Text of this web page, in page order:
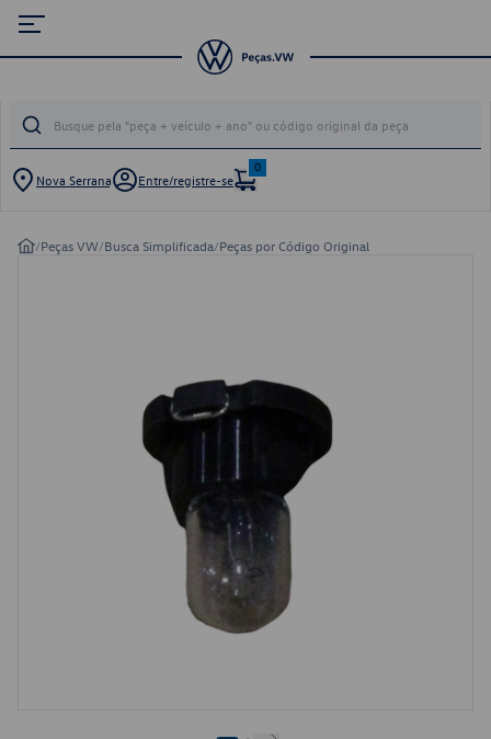
Nova Serrana Entre/registre-se
0
/Peças VW/Busca Simplificada/Peças por Código Original